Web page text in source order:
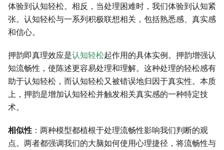
体验到认知轻松。相反，当处理困难时，我们体验到认知紧
张。认知轻松与一系列积极联想相关，包括熟悉感、真实感
和信心。
押韵即真理效应是认知轻松起作用的具体实例。押韵增强认
知流畅性，使陈述更容易处理和理解。这种处理的轻松感有
助于认知轻松，而认知轻松又被错误地归因于真实性。本质
上，押韵是增加认知轻松并触发相关真实感的一种特定技
术。
相似性 ：两种模型都植根于处理流畅性影响我们判断的观
点。两者都强调我们的大脑如何使用心理捷径，将流畅性与